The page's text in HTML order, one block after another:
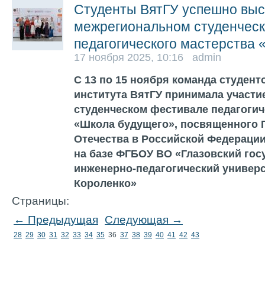
Студенты ВятГУ успешно
межрегиональном
педагогического
17 ноября 2025, 10:16 admin
С 13 по 15 ноября команда
института ВятГУ принимала
студенческом фестивале
«Школа будущего», посвященного
Отечества в Российской
на базе ФГБОУ ВО «Глазовский
инженерно-педагогический
Короленко»
Страницы:
← Предыдущая Следующая →
28 29 30 31 32 33 34 35 36 37 38 39 40 41 42 43